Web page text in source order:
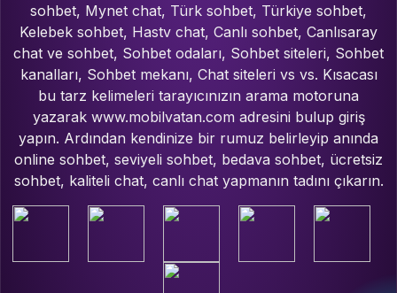
sohbet, Mynet chat, Türk sohbet, Türkiye sohbet,
Kelebek sohbet, Hastv chat, Canlı sohbet, Canlısaray
chat ve sohbet, Sohbet odaları, Sohbet siteleri, Sohbet
kanalları, Sohbet mekanı, Chat siteleri vs vs. Kısacası
bu tarz kelimeleri tarayıcınızın arama motoruna
yazarak www.mobilvatan.com adresini bulup giriş
yapın. Ardından kendinize bir rumuz belirleyip anında
online sohbet, seviyeli sohbet, bedava sohbet, ücretsiz
sohbet, kaliteli chat, canlı chat yapmanın tadını çıkarın.